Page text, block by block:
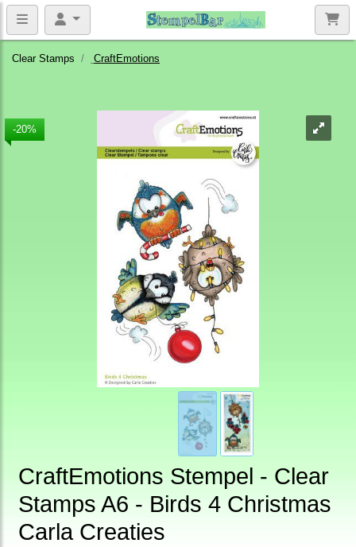
Clear Stamps CraftEmotions
-20%
CraftEmotions Stempel - Clear
Stamps A6 - Birds 4 Christmas
Carla Creaties